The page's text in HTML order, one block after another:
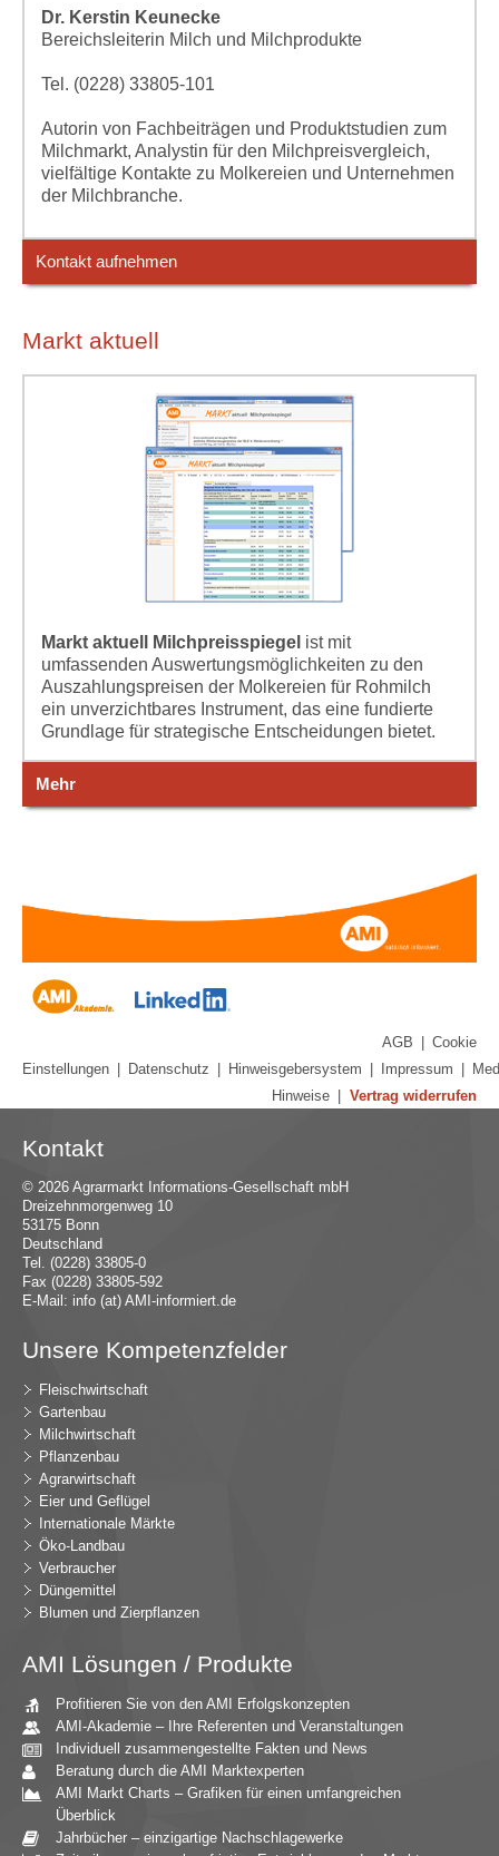
Dr. Kerstin Keunecke
Bereichsleiterin Milch und Milchprodukte
Tel. (0228) 33805-101
Autorin von Fachbeiträgen und Produktstudien zum
Milchmarkt, Analystin für den Milchpreisvergleich,
vielfältige Kontakte zu Molkereien und Unternehmen
der Milchbranche.
Kontakt aufnehmen
Markt aktuell
Markt aktuell Milchpreisspiegel ist mit
umfassenden Auswertungsmöglichkeiten zu den
Auszahlungspreisen der Molkereien für Rohmilch
ein unverzichtbares Instrument, das eine fundierte
Grundlage für strategische Entscheidungen bietet.
Mehr
AGB
Cookie
Einstellungen
Datenschutz Hinweisgebersystem Impressum
Hinweise
Vertrag widerrufen
Kontakt
© 2026 Agrarmarkt Informations-Gesellschaft mbH
Dreizehnmorgenweg 10
53175 Bonn
Deutschland
Tel. (0228) 33805-0
Fax (0228) 33805-592
E-Mail: info (at) AMI-informiert.de
Unsere Kompetenzfelder
Fleischwirtschaft
Gartenbau
Milchwirtschaft
Pflanzenbau
Agrarwirtschaft
Eier und Geflügel
Internationale Märkte
Öko-Landbau
Verbraucher
Düngemittel
Blumen und Zierpflanzen
AMI Lösungen / Produkte
Profitieren Sie von den AMI Erfolgskonzepten
AMI-Akademie – Ihre Referenten und Veranstaltungen
Individuell zusammengestellte Fakten und News
Beratung durch die AMI Marktexperten
AMI Markt Charts – Grafiken für einen umfangreichen
Überblick
Jahrbücher – einzigartige Nachschlagewerke